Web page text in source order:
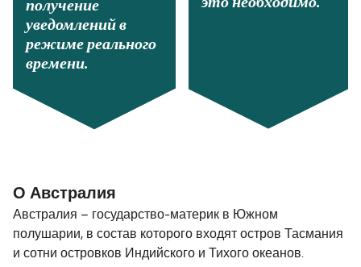
получение
уведомлений в
режиме реального
времени.
О Австралия
Австралия – государство-материк в Южном
полушарии, в состав которого входят остров Тасмания
и сотни островков Индийского и Тихого океанов.